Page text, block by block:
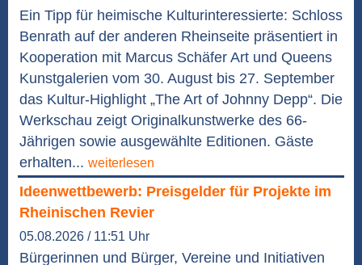
Ein Tipp für heimische Kulturinteressierte: Schloss
Benrath auf der anderen Rheinseite präsentiert in
Kooperation mit Marcus Schäfer Art und Queens
Kunstgalerien vom 30. August bis 27. September
das Kultur-Highlight „The Art of Johnny Depp“. Die
Werkschau zeigt Originalkunstwerke des 66-
Jährigen sowie ausgewählte Editionen. Gäste
erhalten... weiterlesen
Ideenwettbewerb: Preisgelder für Projekte im
Rheinischen Revier
05.08.2026 / 11:51 Uhr
Bürgerinnen und Bürger, Vereine und Initiativen